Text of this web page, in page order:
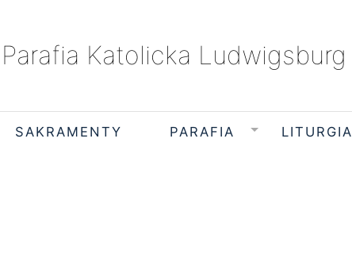
Katolicka Ludwigsburg
SAKRAMENTY PARAFIA LITURGIA